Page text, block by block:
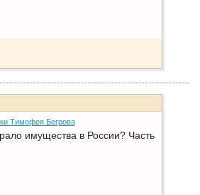
Тимофея Бегрова
имущества в России? Часть